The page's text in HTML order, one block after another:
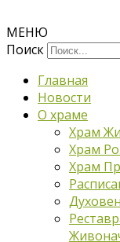
МЕНЮ
Поиск
Главная
Новости
О храме
Храм
Храм
Храм